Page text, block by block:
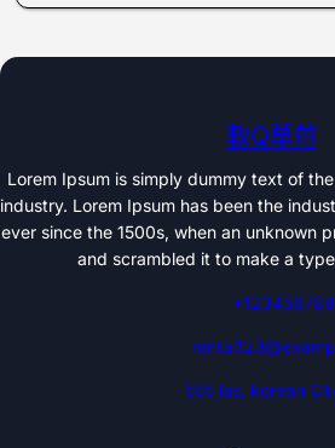
軟Q草莓
Lorem Ipsum is simply dummy text of
industry. Lorem Ipsum has been the
ever since the 1500s, when an unknown
and scrambled it to make a
555 las, korean